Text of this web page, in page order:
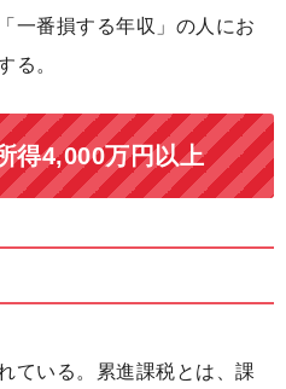
一番損する年収」の人にお
る。
得4,000万円以上
ている。累進課税とは、課